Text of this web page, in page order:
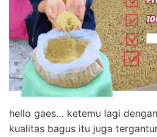
hello gaes… ketemu lagi
kualitas bagus itu juga